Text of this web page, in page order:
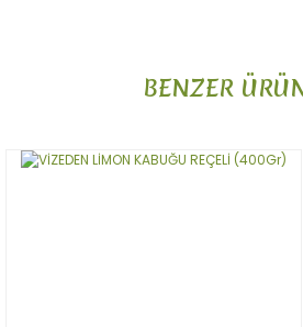
Görüş ve önerileriniz için teşekkür
Ürün açıklamasında eksik bilgiler
BENZER